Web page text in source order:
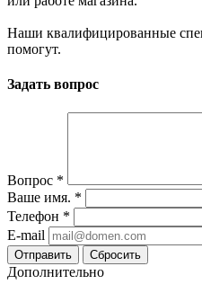
Наши квалифицированные
помогут.
Задать вопрос
Вопрос *
Ваше имя. *
Телефон *
E-mail
Сбросить
Дополнительно